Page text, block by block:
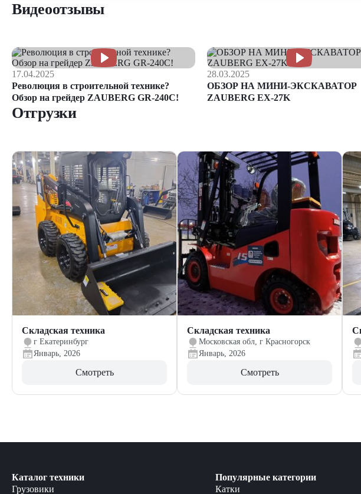
Видеоотзывы
17.04.2025
Революция в строительной технике?
Обзор на грейдер ZAUBERG GR-240C!
28.03.2025
ОБЗОР НА МИНИ-ЭКСКАВАТОР
ZAUBERG EX-27K
Отгрузки
Складская техника
г Екатеринбург
Январь, 2026
Смотреть
Складская техника
Московская обл, г Красногорск
Январь, 2026
Смотреть
Каталог техники
Грузовики
Популярные категории
Катки